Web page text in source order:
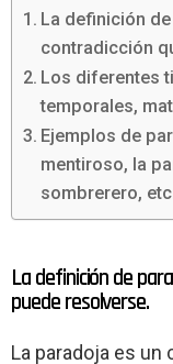
La definición
contradicción
Los diferentes
temporales,
Ejemplos de
mentiroso, la
sombrerero,
La definición de
puede resolverse.
La paradoja es